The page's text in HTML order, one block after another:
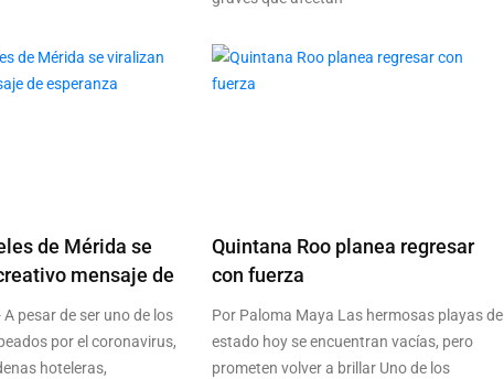
de Mérida se
mensaje de
pesar de ser uno de los
por el coronavirus,
hoteleras,
Quintana Roo planea regresar
con fuerza
Por Paloma Maya Las hermosas playas del
estado hoy se encuentran vacías, pero
prometen volver a brillar Uno de los